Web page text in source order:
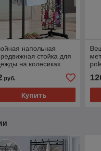
напольная
стойка для
на колесиках
DUBLIN до 25
руб.
Купить